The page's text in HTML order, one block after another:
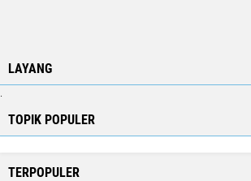
LAYANG
TOPIK POPULER
TERPOPULER